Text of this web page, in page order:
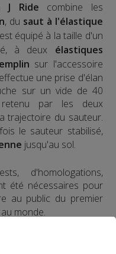
J Ride combine les
, du saut à l'élastique
équipé à la taille d'un
à deux élastiques
sur l'accessoire
une prise d'élan
sur un vide de 40
par les deux
trajectoire du sauteur.
le sauteur stabilisé,
jusqu'au sol.
d'homologations,
été nécessaires pour
au public du premier
au monde.